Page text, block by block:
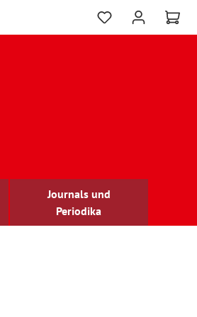
Journals und
Periodika